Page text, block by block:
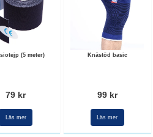
(5 meter)
79 kr
Läs mer
Knästöd basic
99 kr
Läs mer